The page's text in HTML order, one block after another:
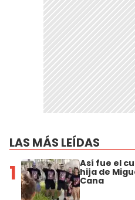
LAS MÁS LEÍDAS
1 Así fue el
hija de
Cana